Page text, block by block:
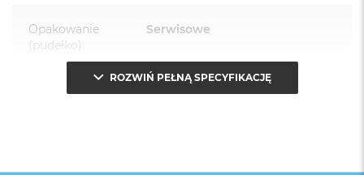
Opakowanie
(pudełko):
Serwisowe
ROZWIŃ PEŁNĄ SPECYFIKACJĘ